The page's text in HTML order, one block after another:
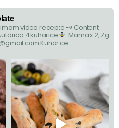
video recepte🗝 Content
4 kuharice
Mama x 2, Zg
Kuharice: